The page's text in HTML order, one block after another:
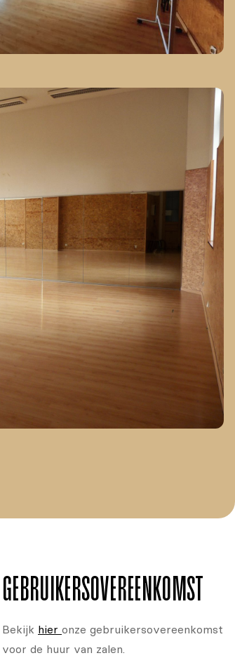
GEBRUIKERS­OVEREENKOMST
Bekijk hier onze gebruikers­overeen­komst
voor de huur van zalen.